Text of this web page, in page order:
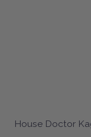
House Doctor